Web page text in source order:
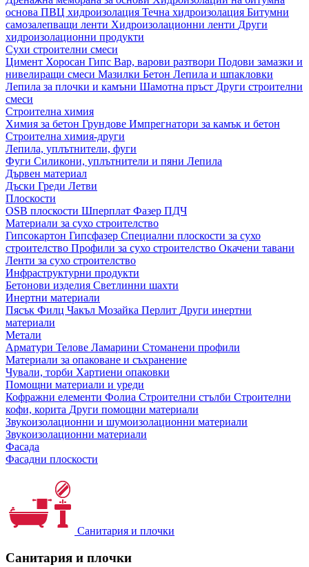
основа ПВЦ хидроизолация Течна хидроизолация Битумни
самозалепващи ленти Хидроизолационни ленти Други
хидроизолационни продукти
Сухи строителни смеси
Цимент Хоросан Гипс Вар, варови разтвори Подови замазки и
нивелиращи смеси Мазилки Бетон Лепила и шпакловки
Лепила за плочки и камъни Шамотна пръст Други строителни
смеси
Строителна химия
Химия за бетон Грундове Импрегнатори за камък и бетон
Строителна химия-други
Лепила, уплътнители, фуги
Фуги Силикони, уплътнители и пяни Лепила
Дървен материал
Дъски Греди Летви
Плоскости
OSB плоскости Шперплат Фазер ПДЧ
Материали за сухо строителство
Гипсокартон Гипсфазер Специални плоскости за сухо
строителство Профили за сухо строителство Окачени тавани
Ленти за сухо строителство
Инфраструктурни продукти
Бетонови изделия Светлинни шахти
Инертни материали
Пясък Филц Чакъл Мозайкa Перлит Други инертни
материали
Метали
Арматури Телове Ламарини Стоманени профили
Материали за опаковане и съхранение
Чували, торби Хартиени опаковки
Помощни материали и уреди
Кофражни елементи Фолиа Строителни стълби Строителни
кофи, корита Други помощни материали
Звукоизолационни и шумоизолационни материали
Звукоизолационни материали
Фасада
Фасадни плоскости
Санитария и плочки
Санитария и плочки